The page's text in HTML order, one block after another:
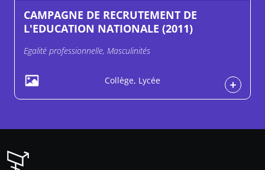
CAMPAGNE DE RECRUTEMENT DE
L'EDUCATION NATIONALE (2011)
Egalité professionnelle, Masculinités
Collège, Lycée